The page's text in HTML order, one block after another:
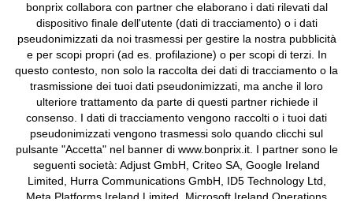
bonprix collabora con partner che elaborano i dati rilevati dal
dispositivo finale dell'utente (dati di tracciamento) o i dati
pseudonimizzati da noi trasmessi per gestire la nostra pubblicità
e per scopi propri (ad es. profilazione) o per scopi di terzi. In
questo contesto, non solo la raccolta dei dati di tracciamento o la
trasmissione dei tuoi dati pseudonimizzati, ma anche il loro
ulteriore trattamento da parte di questi partner richiede il
consenso. I dati di tracciamento vengono raccolti o i tuoi dati
pseudonimizzati vengono trasmessi solo quando clicchi sul
pulsante "Accetta" nel banner di www.bonprix.it. I partner sono le
seguenti società: Adjust GmbH, Criteo SA, Google Ireland
Limited, Hurra Communications GmbH, ID5 Technology Ltd,
Meta Platforms Ireland Limited, Microsoft Ireland Operations